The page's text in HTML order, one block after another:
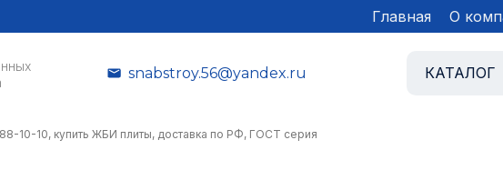
Главная О
snabstroy.56@yandex.ru КАТАЛОГ
10-10, купить ЖБИ плиты, доставка по РФ, ГОСТ серия